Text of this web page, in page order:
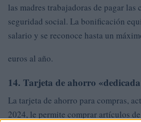
las madres trabajadoras de pagar
seguridad social. La bonificación
salario y se reconoce hasta un
euros al año.
14. Tarjeta de ahorro
La tarjeta de ahorro para compras,
2024, le permite comprar artículos